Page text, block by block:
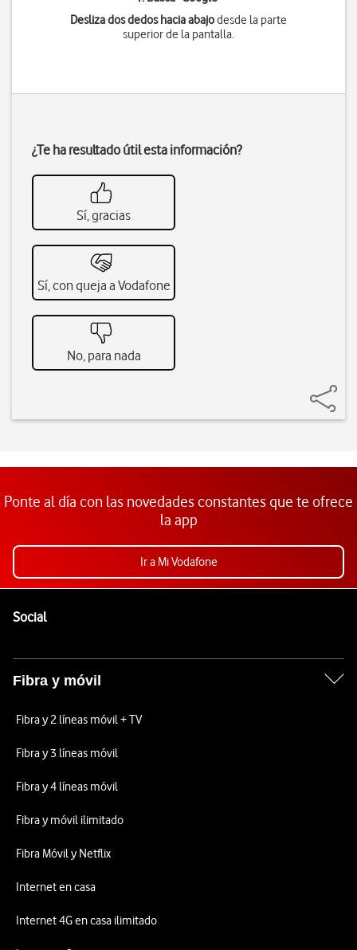
Desliza dos dedos hacia abajodesde la parte
superior de la pantalla.
¿Te ha resultado útil esta información?
Sí, gracias
Sí, con queja a Vodafone
No, para nada
Ponte al día con las novedades constantes que te ofrece
la app
Ir a Mi Vodafone
SocialEnlaces a las redes sociales de Vodafone
Fibra y móvil
Fibra y 2 líneas móvil + TV
Fibra y 3 líneas móvil
Fibra y 4 líneas móvil
Fibra y móvil ilimitado
Fibra Móvil y Netflix
Internet en casa
Internet 4G en casa ilimitado